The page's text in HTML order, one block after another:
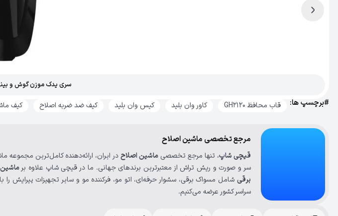
سری یدک موزن گوش و
#برچسپ ها: قاب محافظ GH2120 کاور وان بلید کیس وان بلید کیف ضد ضربه اصلاح کیف
مرجع تخصصی ماشین اصلاح
قیچی شاپ، تنها مرجع تخصصیماشین اصلاحدر ایران، ارائه‌دهنده کامل‌ترین مجموعه
سر و صورت و ریش تراش از معتبرترین برندهای جهانی. ما در قیچی شاپ علاوه بر
برقی شامل مسواک برقی، سشوار حرفه‌ای، اتو مو، فرکننده مو و سایر تجهیزات پیرایش
سراسر کشور عرضه می‌کنیم.